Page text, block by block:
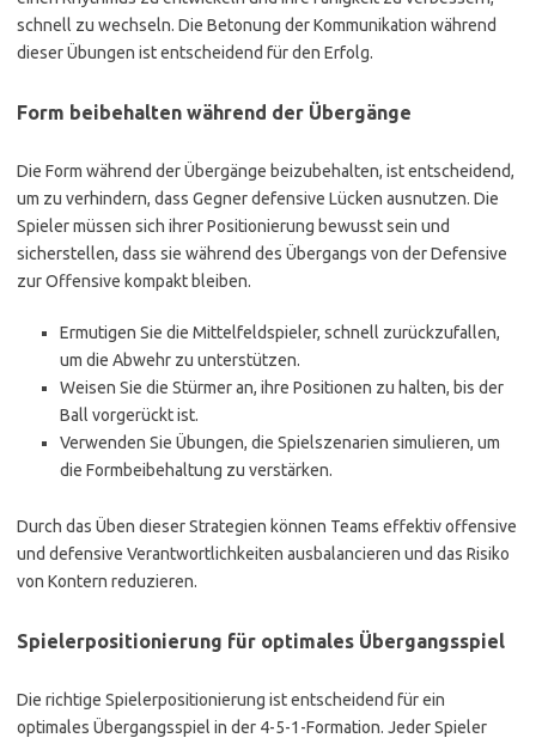
schnell zu wechseln. Die Betonung der Kommunikation während
dieser Übungen ist entscheidend für den Erfolg.
Form beibehalten während der Übergänge
Die Form während der Übergänge beizubehalten, ist entscheidend,
um zu verhindern, dass Gegner defensive Lücken ausnutzen. Die
Spieler müssen sich ihrer Positionierung bewusst sein und
sicherstellen, dass sie während des Übergangs von der Defensive
zur Offensive kompakt bleiben.
Ermutigen Sie die Mittelfeldspieler, schnell zurückzufallen,
um die Abwehr zu unterstützen.
Weisen Sie die Stürmer an, ihre Positionen zu halten, bis der
Ball vorgerückt ist.
Verwenden Sie Übungen, die Spielszenarien simulieren, um
die Formbeibehaltung zu verstärken.
Durch das Üben dieser Strategien können Teams effektiv offensive
und defensive Verantwortlichkeiten ausbalancieren und das Risiko
von Kontern reduzieren.
Spielerpositionierung für optimales Übergangsspiel
Die richtige Spielerpositionierung ist entscheidend für ein
optimales Übergangsspiel in der 4-5-1-Formation. Jeder Spieler